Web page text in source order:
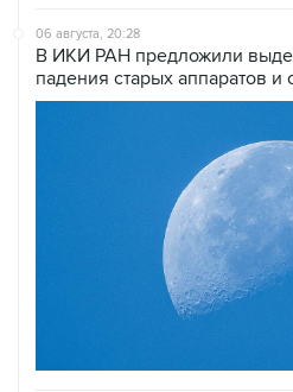
06 августа, 20:28
В ИКИ РАН предложили
падения старых аппаратов и